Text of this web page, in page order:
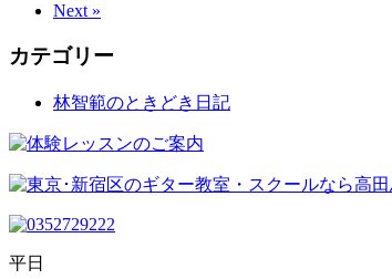
Next »
カテゴリー
林智範のときどき日記
平日